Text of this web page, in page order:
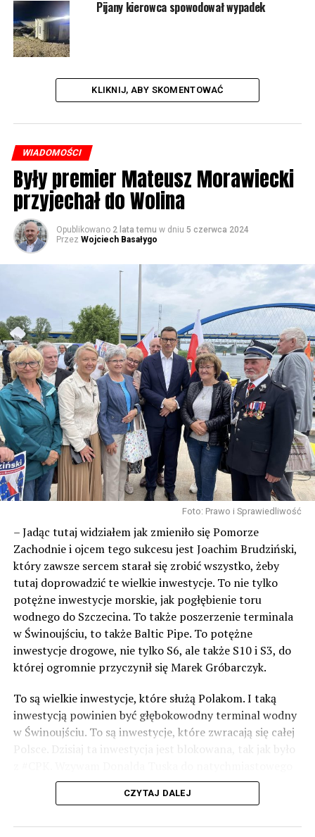
Pijany kierowca spowodował wypadek
KLIKNIJ, ABY SKOMENTOWAĆ
WIADOMOŚCI
Były premier Mateusz Morawiecki
przyjechał do Wolina
Opublikowano 2 lata temu w dniu 5 czerwca 2024
Przez Wojciech Basałygo
Foto: Prawo i Sprawiedliwość
– Jadąc tutaj widziałem jak zmieniło się Pomorze
Zachodnie i ojcem tego sukcesu jest Joachim Brudziński,
który zawsze sercem starał się zrobić wszystko, żeby
tutaj doprowadzić te wielkie inwestycje. To nie tylko
potężne inwestycje morskie, jak pogłębienie toru
wodnego do Szczecina. To także poszerzenie terminala
w Świnoujściu, to także Baltic Pipe. To potężne
inwestycje drogowe, nie tylko S6, ale także S10 i S3, do
której ogromnie przyczynił się Marek Gróbarczyk.
To są wielkie inwestycje, które służą Polakom. I taką
inwestycją powinien być głębokowodny terminal wodny
w Świnoujściu. To są inwestycje, które zwracają się całej
Polsce. Dzisiaj ta inwestycja jest blokowana, tak jak było
odblokowania CPK.
wykorzystać wspaniały potencjał Zachodniego Pomorza,
CZYTAJ DALEJ